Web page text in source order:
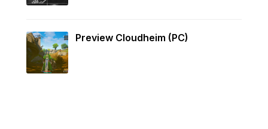
Preview Cloudheim (PC)